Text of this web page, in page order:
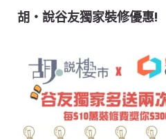
胡‧說谷友獨家裝修優惠!